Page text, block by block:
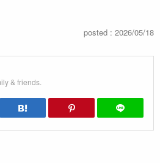
posted : 2026/05/18
& friends.